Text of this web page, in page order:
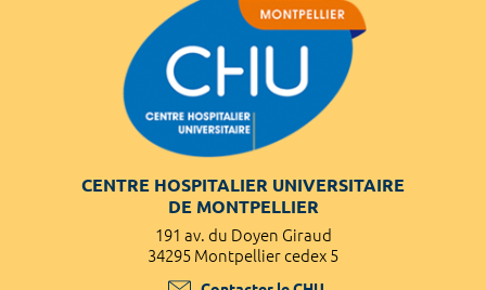
CENTRE HOSPITALIER UNIVERSITAIRE
DE MONTPELLIER
191 av. du Doyen Giraud
34295 Montpellier cedex 5